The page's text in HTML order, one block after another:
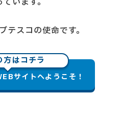
テスコの使命です。
はコチラ
サイトへようこそ！